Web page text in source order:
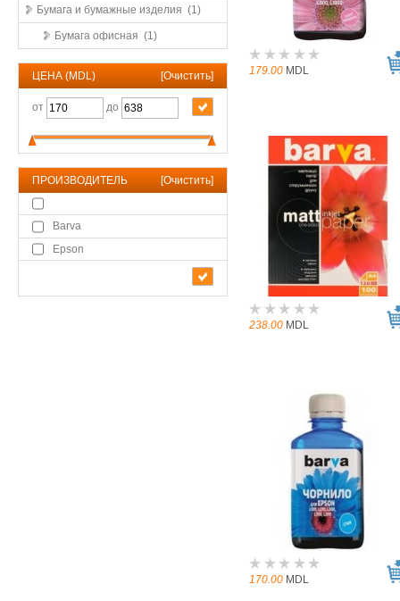
Бумага и бумажные изделия (1)
Бумага офисная (1)
ЦЕНА (MDL) [Очистить]
от до
ПРОИЗВОДИТЕЛЬ [Очистить]
Barva
Epson
179.00 MDL
238.00 MDL
170.00 MDL